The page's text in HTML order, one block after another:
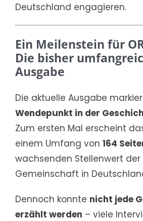
Deutschland engagieren.
Ein Meilenstein für
Die bisher
Ausgabe
Die aktuelle Ausgabe
Wendepunkt in der
Zum ersten Mal erscheint
einem Umfang von 164
wachsenden Stellenwert
Gemeinschaft in
Dennoch konnte nicht jede
erzählt werden – viele